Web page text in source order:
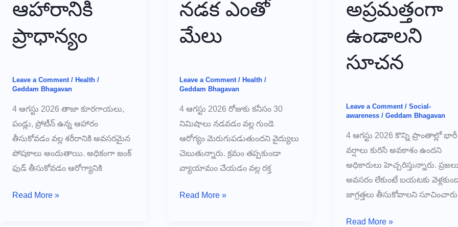
ఆహారానికి
ప్రాధాన్యం
Leave a Comment / Health /
Geddam Bhagavan
4 ఆగస్టు 2026 తాజా కూరగాయలు,
పండ్లు, ప్రోటీన్ ఉన్న ఆహారం
తీసుకోవడం వల్ల శరీరానికి అవసరమైన
పోషకాలు అందుతాయి. అధికంగా జంక్
ఫుడ్ తీసుకోవడం ఆరోగ్యానికి
🥗
Read More »
నడక ఎంతో
మేలు
Leave a Comment / Health/
Geddam Bhagavan
4 ఆగస్టు 2026 రోజుకు కనీసం 30
నిమిషాలు నడవడం వల్ల గుండె
ఆరోగ్యం మెరుగుపడుతుందని వైద్యులు
చెబుతున్నారు. క్రమం తప్పకుండా
వ్యాయామం చేయడం వల్ల రక్త
❤️
Read More »
అప్రమత్తంగా
ఉండాలని
సూచన
Leave a Comment /Social-
awareness /Geddam Bhagavan
4 ఆగస్టు 2026 కొన్ని ప్రాంతాల్లో భారీ
వర్షాలు కురిసే అవకాశం ఉందని
అధికారులు హెచ్చరిస్తున్నారు.
అవసరం లేకుంటే బయటకు
జాగ్రత్తలు తీసుకోవాలని
🌧️
Read More »